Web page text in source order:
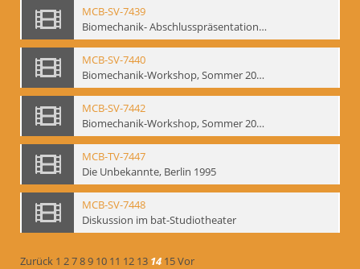
MCB-SV-7439
Biomechanik- Abschlusspräsentation des Workshops Sommer 2001
MCB-SV-7440
Biomechanik-Workshop, Sommer 2002
MCB-SV-7442
Biomechanik-Workshop, Sommer 2003
MCB-TV-7447
Die Unbekannte, Berlin 1995
MCB-SV-7448
Diskussion im bat-Studiotheater
Zurück 1 2789 10 11 12 13 14 15Vor